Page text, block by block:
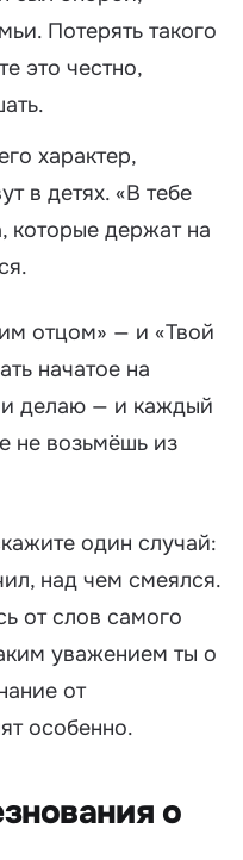
Потерять такого
это честно,
характер,
в детях. «В тебе
которые держат на
отцом» — и «Твой
начатое на
и делаю — и каждый
не возьмёшь из
один случай:
над чем смеялся.
от слов самого
уважением ты о
от
особенно.
о